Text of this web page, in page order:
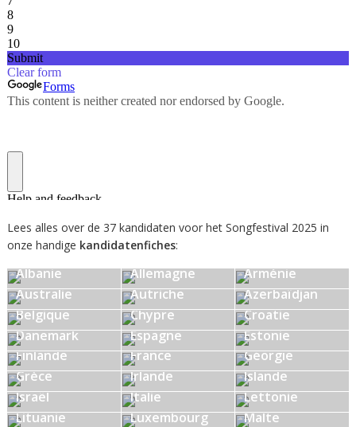
Lees alles over de 37 kandidaten voor het Songfestival 2025 in
onze handige kandidatenfiches:
Albanie Allemagne
Arménie
Australie
Autriche
Azerbaïdjan
Belgique
Chypre
Croatie
Danemark
Espagne
Estonie
Finlande
France
Géorgie
Grèce
Irlande
Islande
Israël
Italie
Lettonie
Lituanie
Luxembourg
Malte